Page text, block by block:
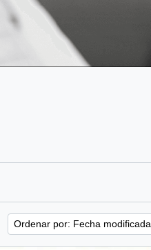
Ordenar por: Fecha modificada